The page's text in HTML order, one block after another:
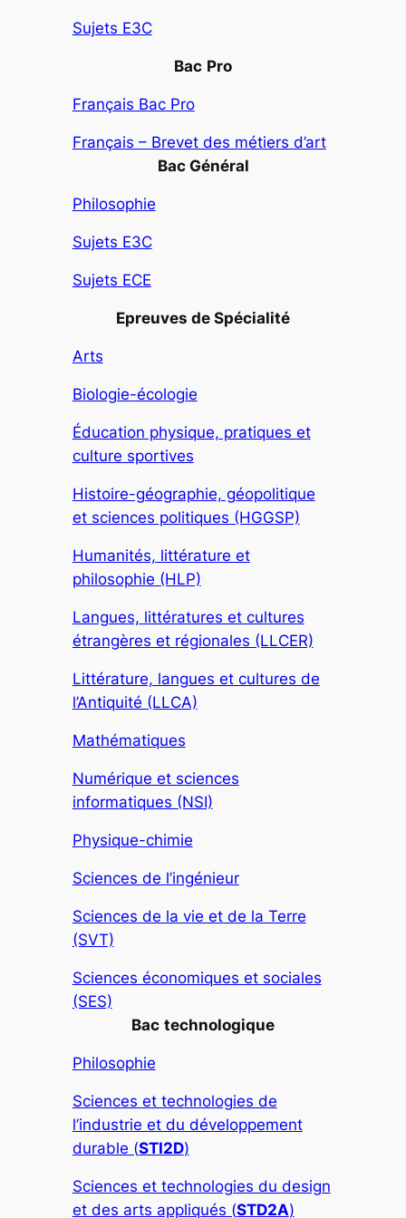
Sujets E3C
Bac Pro
Français Bac Pro
Français – Brevet des métiers d’art
Bac Général
Philosophie
Sujets E3C
Sujets ECE
Epreuves de Spécialité
Arts
Biologie-écologie
Éducation physique, pratiques et
culture sportives
Histoire-géographie, géopolitique
et sciences politiques (HGGSP)
Humanités, littérature et
philosophie (HLP)
Langues, littératures et cultures
étrangères et régionales (LLCER)
Littérature, langues et cultures de
l’Antiquité (LLCA)
Mathématiques
Numérique et sciences
informatiques (NSI)
Physique-chimie
Sciences de l’ingénieur
Sciences de la vie et de la Terre
(SVT)
Sciences économiques et sociales
(SES)
Bac technologique
Philosophie
Sciences et technologies de
l’industrie et du développement
durable (STI2D)
Sciences et technologies du design
et des arts appliqués (STD2A)